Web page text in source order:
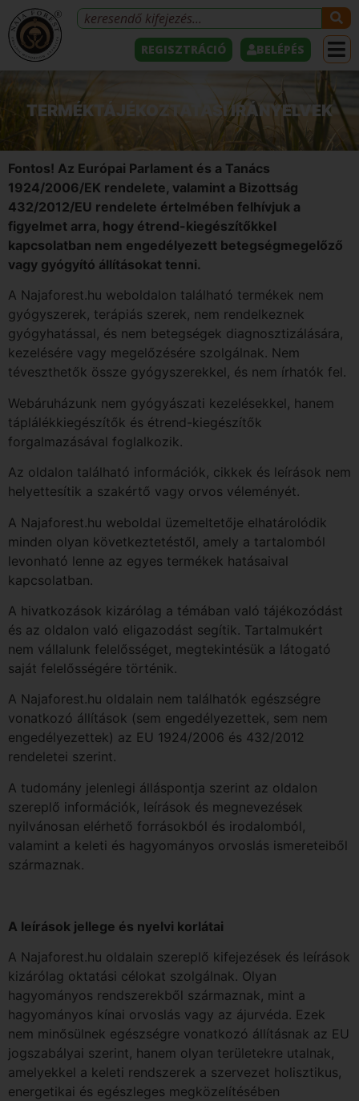
REGISZTRÁCIÓ BELÉPÉS
TERMÉKTÁJÉKOZTATÁSI IRÁNYELVEK
Fontos! Az Európai Parlament és a Tanács
1924/2006/EK rendelete, valamint a Bizottság
432/2012/EU rendelete értelmében felhívjuk a
figyelmet arra, hogy étrend-kiegészítőkkel
kapcsolatban nem engedélyezett betegségmegelőző
vagy gyógyító állításokat tenni.
A Najaforest.hu weboldalon található termékek nem
gyógyszerek, terápiás szerek, nem rendelkeznek
gyógyhatással, és nem betegségek diagnosztizálására,
kezelésére vagy megelőzésére szolgálnak. Nem
téveszthetők össze gyógyszerekkel, és nem írhatók fel.
Webáruházunk nem gyógyászati ​​kezelésekkel, hanem
táplálékkiegészítők és étrend-kiegészítők
forgalmazásával foglalkozik.
Az oldalon található információk, cikkek és leírások nem
helyettesítik a szakértő vagy orvos véleményét.
A Najaforest.hu weboldal üzemeltetője elhatárolódik
minden olyan következtetéstől, amely a tartalomból
levonható lenne az egyes termékek hatásaival
kapcsolatban.
A hivatkozások kizárólag a témában való tájékozódást
és az oldalon való eligazodást segítik. Tartalmukért
nem vállalunk felelősséget, megtekintésük a látogató
saját felelősségére történik.
A Najaforest.hu oldalain nem találhatók egészségre
vonatkozó állítások (sem engedélyezettek, sem nem
engedélyezettek) az EU 1924/2006 és 432/2012
rendeletei szerint.
A tudomány jelenlegi álláspontja szerint az oldalon
szereplő információk, leírások és megnevezések
nyilvánosan elérhető forrásokból és irodalomból,
valamint a keleti és hagyományos orvoslás ismereteiből
származnak.
A leírások jellege és nyelvi korlátai
A Najaforest.hu oldalain szereplő kifejezések és leírások
kizárólag oktatási célokat szolgálnak. Olyan
hagyományos rendszerekből származnak, mint a
hagyományos kínai orvoslás vagy az ájurvéda. Ezek
nem minősülnek egészségre vonatkozó állításnak az EU
jogszabályai szerint, hanem olyan területekre utalnak,
amelyekkel a keleti rendszerek a szervezet holisztikus,
energetikai és egészleges megközelítésében